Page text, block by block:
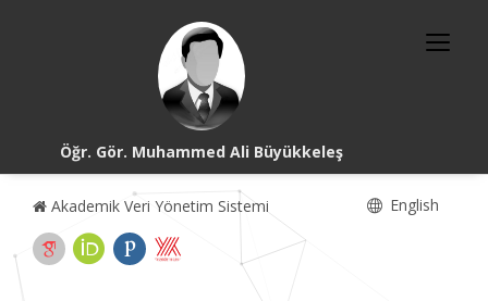
Öğr. Gör. Muhammed Ali Büyükkeleş
Akademik Veri Yönetim Sistemi English